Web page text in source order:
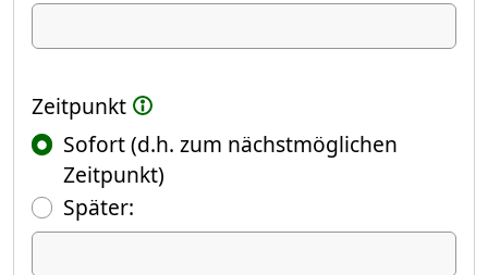
Ich kündige Folgendes
Zeitpunkt
Sofort (d.h. zum nächstmöglichen
Zeitpunkt)
Später:(Fokus springt automatisch ins
Datum